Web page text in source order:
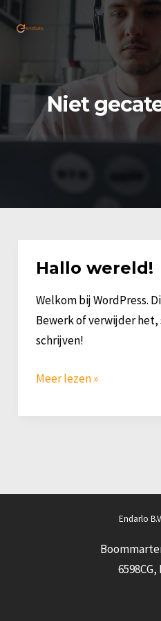
Ga
naar
Niet
Hallo wereld!
Welkom bij WordPress.
Bewerk of verwijder
schrijven!
Hallo
Meer lezen »
Endarlo